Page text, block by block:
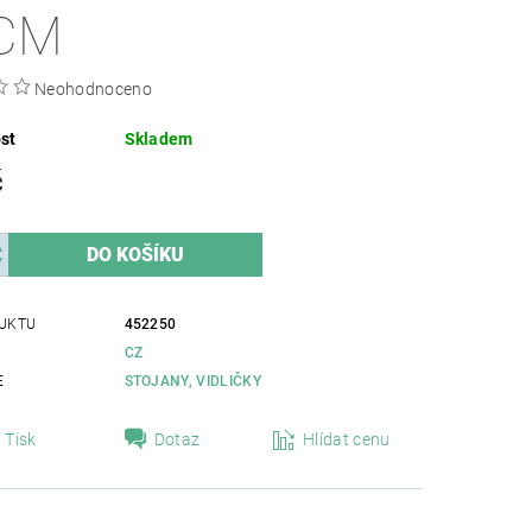
Neohodnoceno
Skladem
452250
CZ
STOJANY, VIDLIČKY
Tisk Dotaz Hlídat cenu